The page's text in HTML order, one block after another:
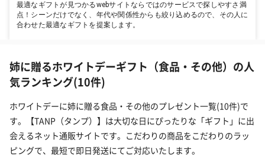
最適なギフトが見つかるwebサイトならではのサービスで探しやすさ満
点！シーンだけでなく、年代や関係性からも絞り込めるので、その人に
合わせた最適なギフトを提案します。
姉に贈るホワイトデーギフト（食品・その他）の人
気ランキング(10件)
ホワイトデーに姉に贈る食品・その他のプレゼント一覧(10件)で
す。【TANP（タンプ）】は大切な日にぴったりな「ギフト」に出
会えるネット通販サイトです。こだわりの商品をこだわりのラッ
ピングで、最短で即日発送にてご対応いたします。